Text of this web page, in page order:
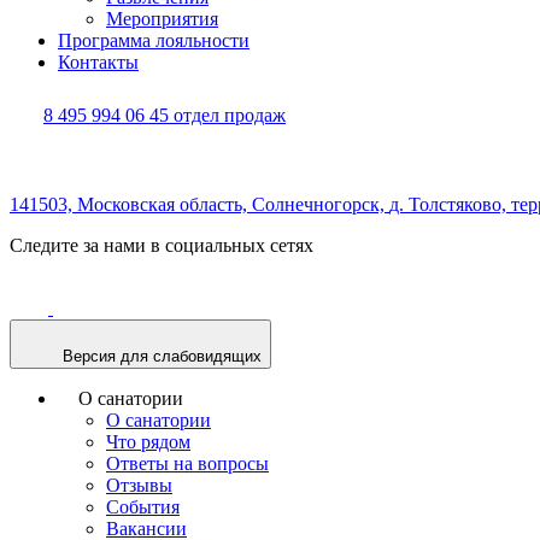
Мероприятия
Программа лояльности
Контакты
8 495 994 06 45 отдел продаж
141503, Московская область, Солнечногорск, д. Толстяково,
Следите за нами в социальных сетях
Версия для слабовидящих
О санатории
О санатории
Что рядом
Ответы на вопросы
Отзывы
События
Вакансии